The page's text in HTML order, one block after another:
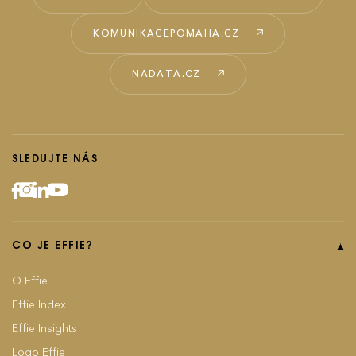
KOMUNIKACEPOMAHA.CZ
NADATA.CZ
SLEDUJTE NÁS
CO JE EFFIE?
O Effie
Effie Index
Effie Insights
Logo Effie